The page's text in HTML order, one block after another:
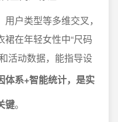
户类型等多维交叉，
在年轻女性中“尺码
活动数据，能指导设
体系+智能统计，是实
键。